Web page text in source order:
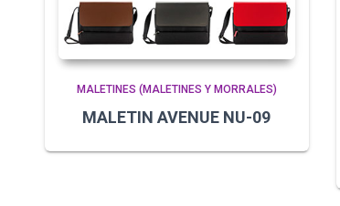
MALETINES (MALETINES Y MORRALES)
MALETIN AVENUE NU-09